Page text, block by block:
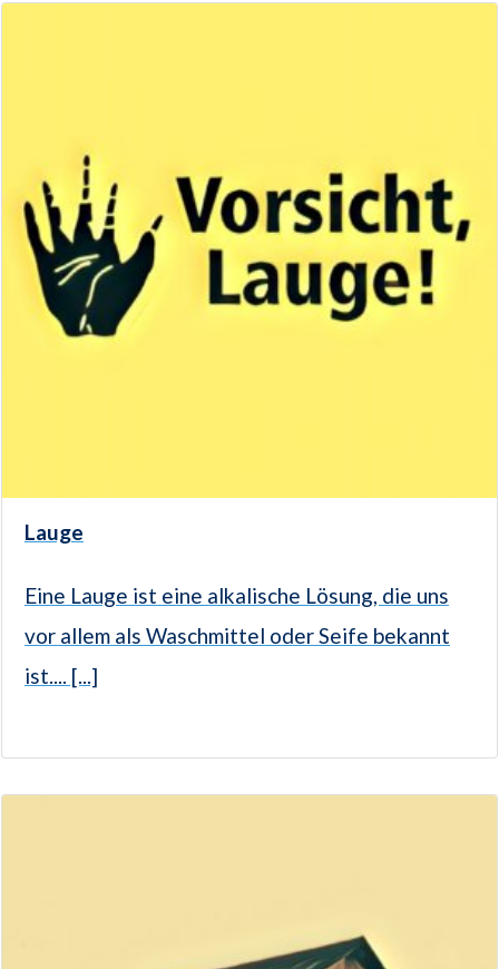
Lauge
Eine Lauge ist eine alkalische Lösung, die uns
vor allem als Waschmittel oder Seife bekannt
ist.... [...]